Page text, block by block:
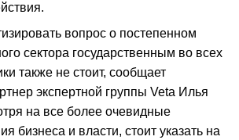
вопрос о постепенном
сектора государственным во всех
также не стоит, сообщает
экспертной группы Veta Илья
на все более очевидные
бизнеса и власти, стоит указать на